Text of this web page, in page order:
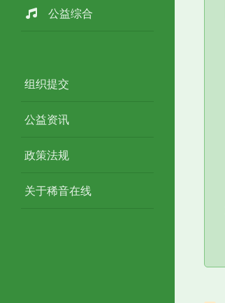
公益综合
组织提交
公益资讯
政策法规
关于稀音在线